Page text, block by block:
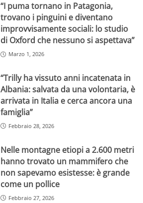
“I puma tornano in Patagonia,
trovano i pinguini e diventano
improvvisamente sociali: lo studio
di Oxford che nessuno si aspettava”
Marzo 1, 2026
“Trilly ha vissuto anni incatenata in
Albania: salvata da una volontaria, è
arrivata in Italia e cerca ancora una
famiglia”
Febbraio 28, 2026
Nelle montagne etiopi a 2.600 metri
hanno trovato un mammifero che
non sapevamo esistesse: è grande
come un pollice
Febbraio 27, 2026